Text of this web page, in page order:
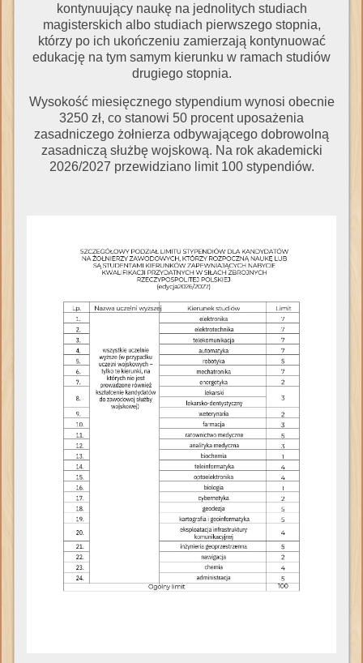
kontynuujący naukę na jednolitych studiach
magisterskich albo studiach pierwszego stopnia,
którzy po ich ukończeniu zamierzają kontynuować
edukację na tym samym kierunku w ramach studiów
drugiego stopnia.
Wysokość miesięcznego stypendium wynosi obecnie
3250 zł, co stanowi 50 procent uposażenia
zasadniczego żołnierza odbywającego dobrowolną
zasadniczą służbę wojskową. Na rok akademicki
2026/2027 przewidziano limit 100 stypendiów.